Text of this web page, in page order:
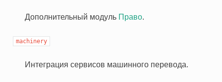
Дополнительный модуль Право.
machinery
Интеграция сервисов машинного перевода.